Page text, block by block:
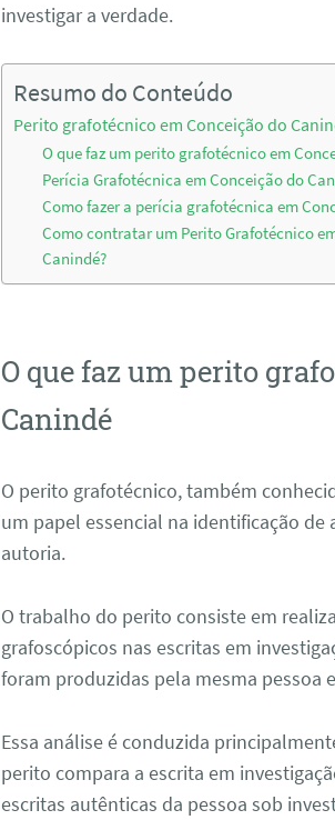
investigar a verdade.
Resumo do Conteúdo
Perito grafotécnico em Conceição do
O que faz um perito grafotécnico em
Perícia Grafotécnica em Conceição do
Como fazer a perícia grafotécnica em
Como contratar um Perito Grafotécnico
Canindé?
O que faz um perito
Canindé
O perito grafotécnico, também
um papel essencial na identificação
autoria.
O trabalho do perito consiste em
grafoscópicos nas escritas em
foram produzidas pela mesma pessoa
Essa análise é conduzida
perito compara a escrita em
escritas autênticas da pessoa sob